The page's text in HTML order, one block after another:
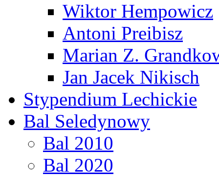
Wiktor Hempowicz
Antoni Preibisz
Marian Z.
Jan Jacek Nikisch
Stypendium Lechickie
Bal Seledynowy
Bal 2010
Bal 2020